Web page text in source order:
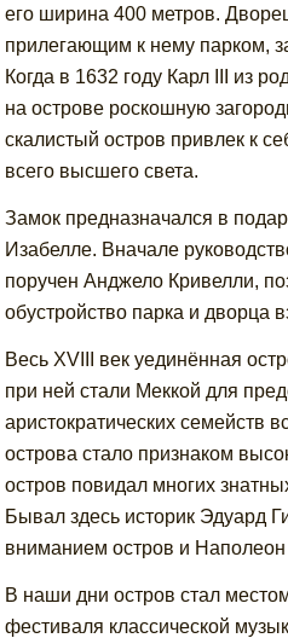
его ширина 400 метров.
прилегающим к нему парком,
Когда в 1632 году Карл III из
на острове роскошную
скалистый остров привлек к
всего высшего света.
Замок предназначался в
Изабелле. Вначале
поручен Анджело Кривелли,
обустройство парка и дворца
Весь XVIII век уединённая
при ней стали Меккой для
аристократических семейств
острова стало признаком
остров повидал многих
Бывал здесь историк Эдуард
вниманием остров и
В наши дни остров стал
фестиваля классической